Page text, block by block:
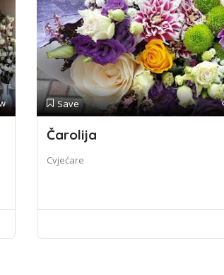
Save
Čarolija
Cvjećare